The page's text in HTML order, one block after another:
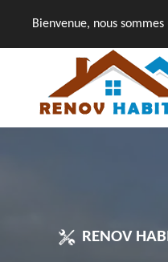
Bienvenue, nous
RENOV